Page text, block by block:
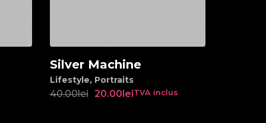
Add to cart
Silver Machine
Lifestyle, Portraits
40.00lei 20.00leiTVA inclus